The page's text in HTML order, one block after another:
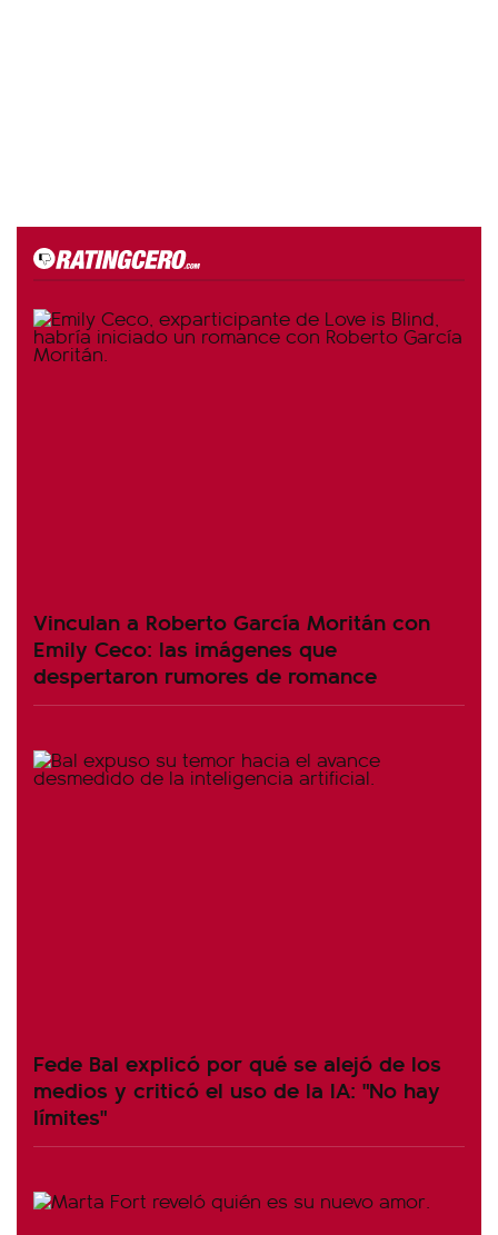
Vinculan a Roberto García Moritán con
Emily Ceco: las imágenes que
despertaron rumores de romance
Fede Bal explicó por qué se alejó de los
medios y criticó el uso de la IA: "No hay
límites"